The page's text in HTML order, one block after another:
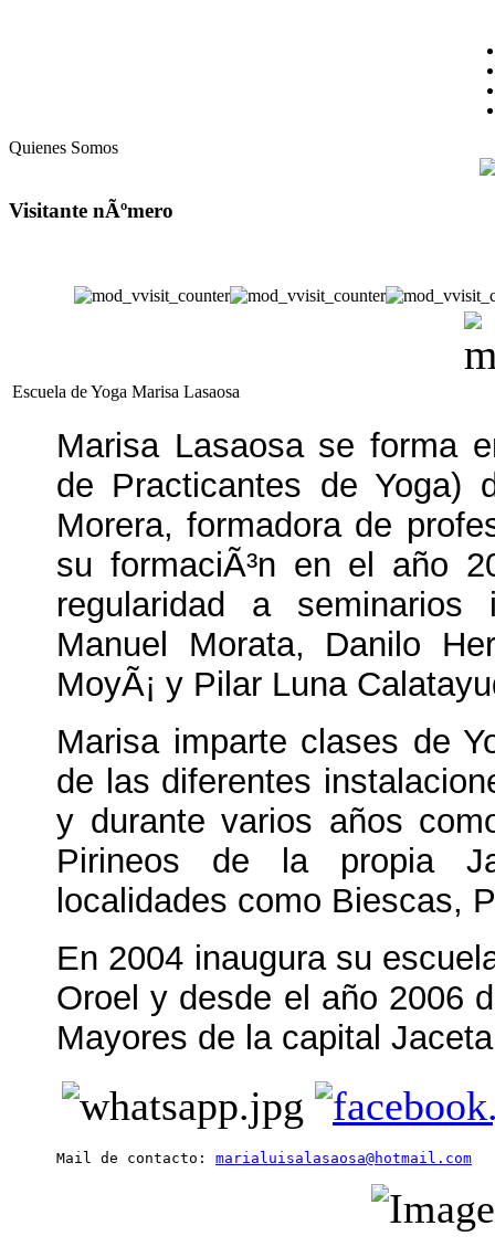
Quienes Somos
Visitante nÃºmero
Escuela de Yoga Marisa Lasaosa
Marisa Lasaosa se forma
de Practicantes de Yoga)
Morera, formadora de
su formaciÃ³n en el año
regularidad a seminarios
Manuel Morata, Danilo
MoyÃ¡ y Pilar Luna
Marisa imparte clases de
de las diferentes
y durante varios años
Pirineos de la propia
localidades como Biescas,
En 2004 inaugura su
Oroel y desde el año 2006
Mayores de la capital
Mail de contacto: marialuisalasaosa@hotmail.com